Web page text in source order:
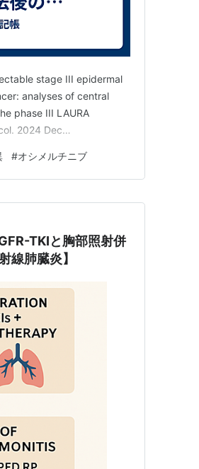
stage III epidermal
analyses of central
phase III LAURA
2024 Dec…
#オシメルチニブ
TKIと胸部照射併
線肺臓炎】